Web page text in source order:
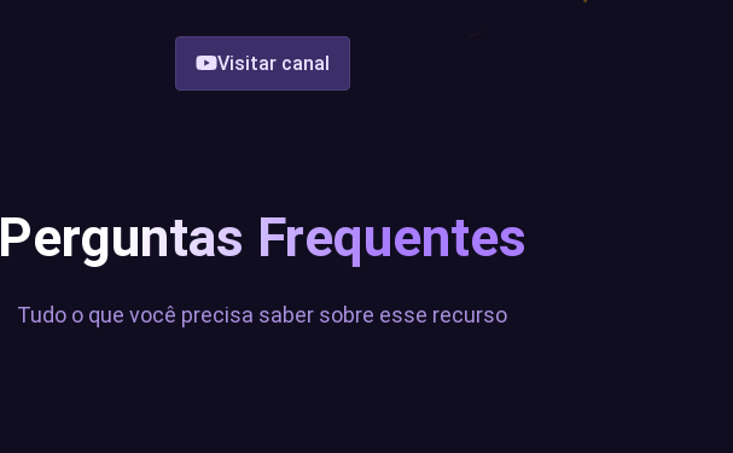
Visitar canal
Perguntas Frequentes
Tudo o que você precisa saber sobre esse recurso